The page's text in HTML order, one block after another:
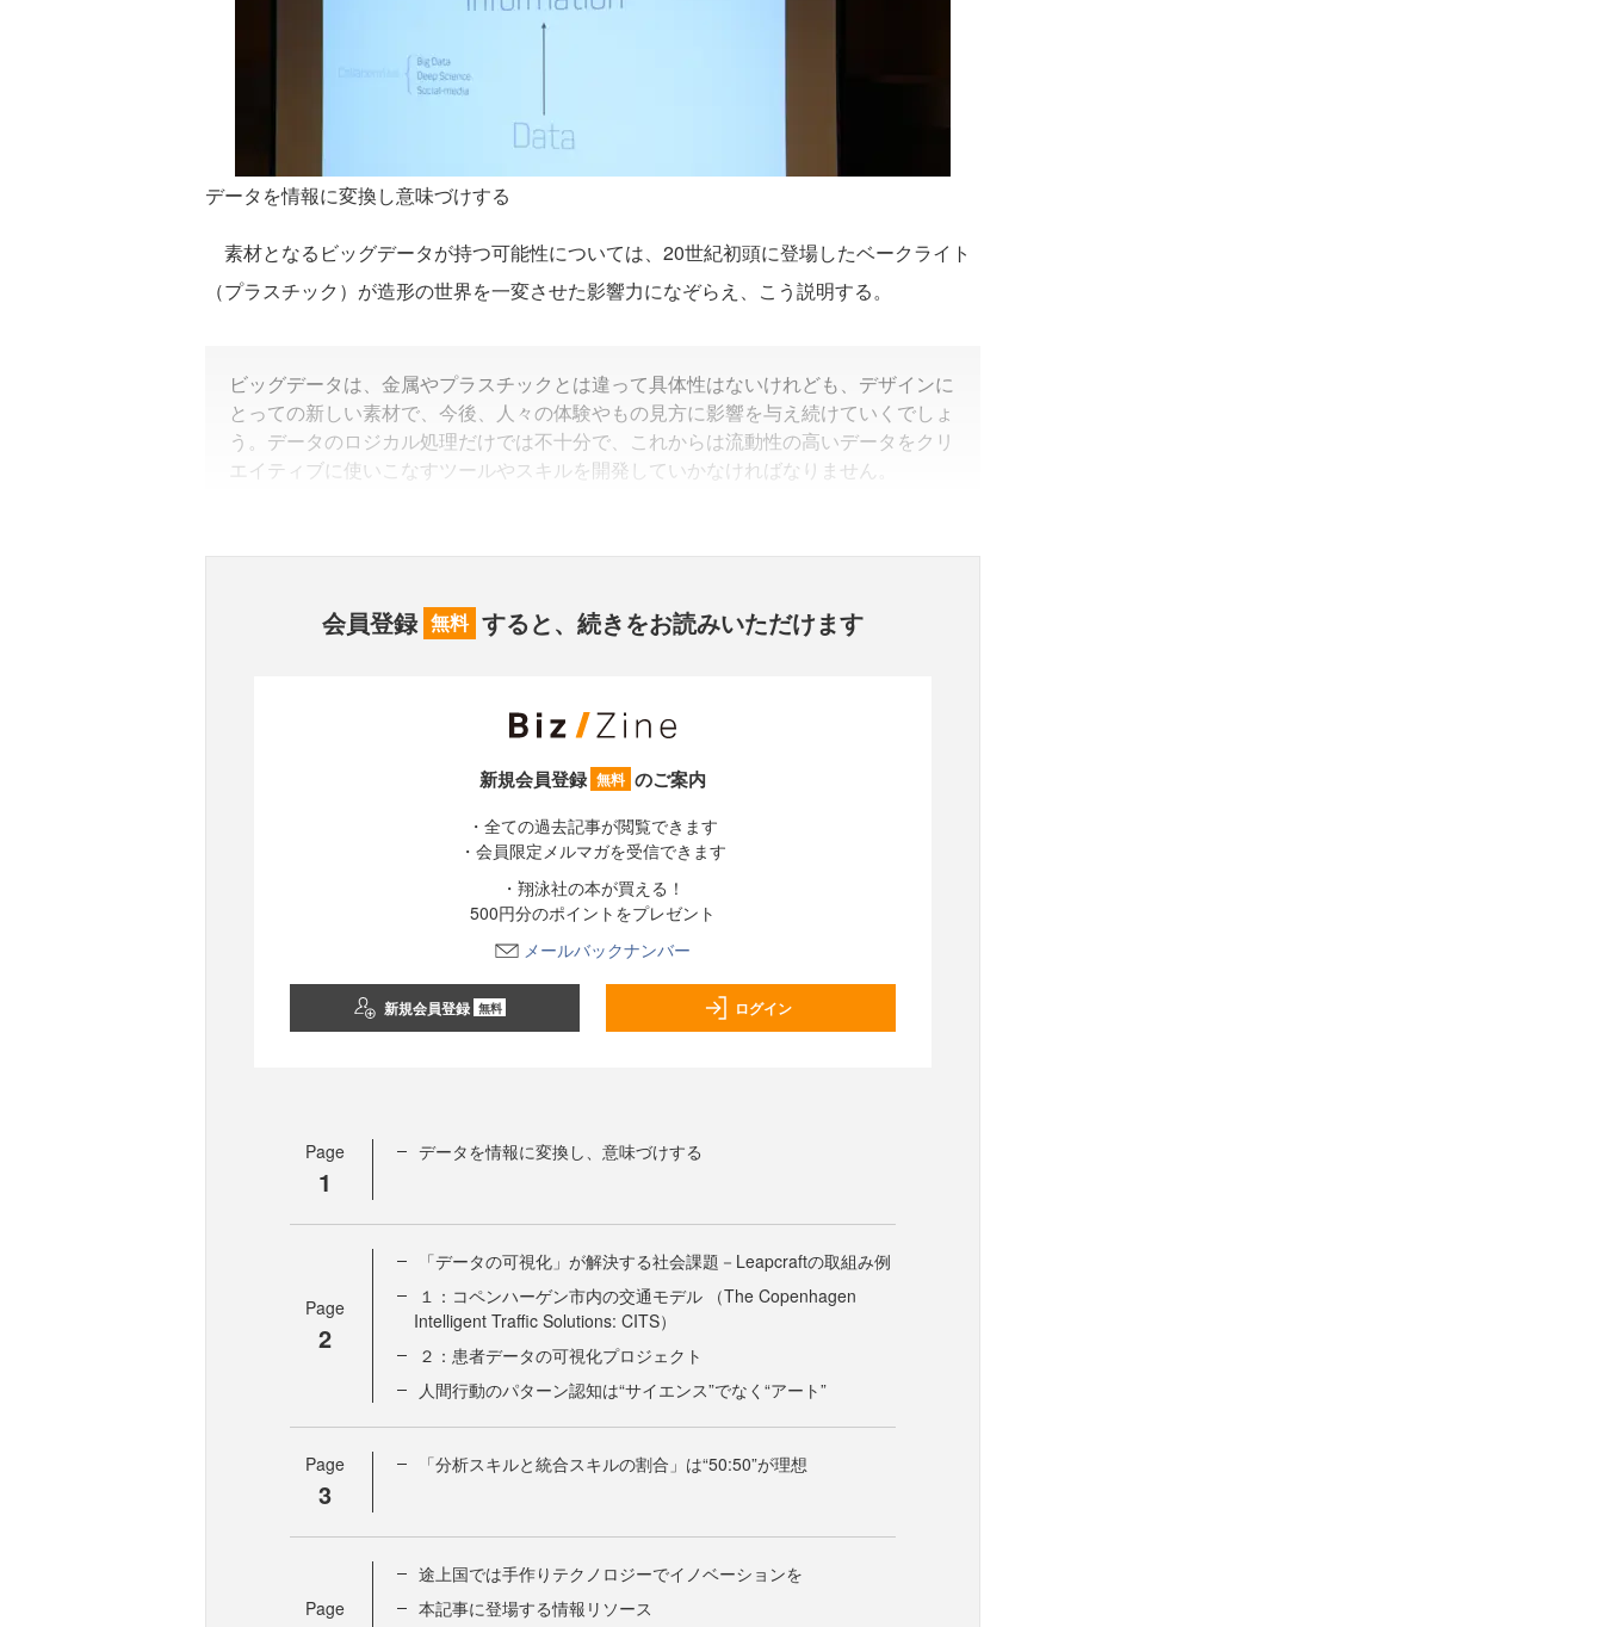
データを情報に変換し意味づけする
素材となるビッグデータが持つ可能性については、20世紀初頭に登場したベークライト
（プラスチック）が造形の世界を一変させた影響力になぞらえ、こう説明する。
ビッグデータは、金属やプラスチックとは違って具体性はないけれども、デザインに
とっての新しい素材で、今後、人々の体験やもの見方に影響を与え続けていくでしょ
う。データのロジカル処理だけでは不十分で、これからは流動性の高いデータをクリ
エイティブに使いこなすツールやスキルを開発していかなければなりません。
会員登録 無料 すると、続きをお読みいただけます
新規会員登録 無料 のご案内
・全ての過去記事が閲覧できます
・会員限定メルマガを受信できます
・翔泳社の本が買える！
500円分のポイントをプレゼント
メールバックナンバー
新規会員登録 無料 ログイン
Page
1
データを情報に変換し、意味づけする
Page
2
「データの可視化」が解決する社会課題－Leapcraftの取組み例
１：コペンハーゲン市内の交通モデル （The Copenhagen
Intelligent Traffic Solutions: CITS）
２：患者データの可視化プロジェクト
人間行動のパターン認知は“サイエンス”でなく“アート”
Page
3
「分析スキルと統合スキルの割合」は“50:50”が理想
Page
途上国では手作りテクノロジーでイノベーションを
本記事に登場する情報リソース